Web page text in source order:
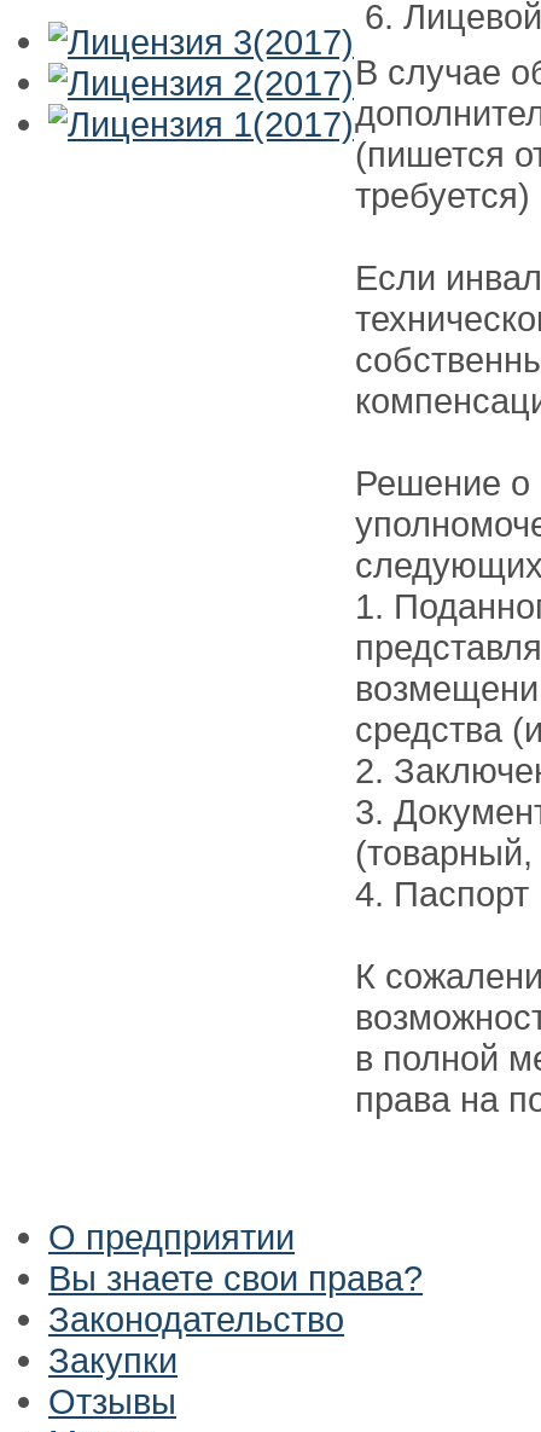
В случае
(пишется
Если
Решение о
1.
средства
2.
3.
4.
К
в полной
права на
О предприятии
Вы знаете свои права?
Законодательство
Закупки
Отзывы